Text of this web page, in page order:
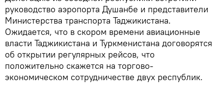
руководство аэропорта Душанбе и представители
Министерства транспорта Таджикистана.
Ожидается, что в скором времени авиационные
власти Таджикистана и Туркменистана договорятся
об открытии регулярных рейсов, что
положительно скажется на торгово-
экономическом сотрудничестве двух республик.